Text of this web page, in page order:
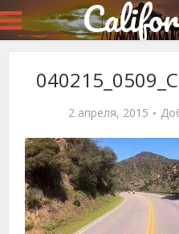
2 апреля, 2015